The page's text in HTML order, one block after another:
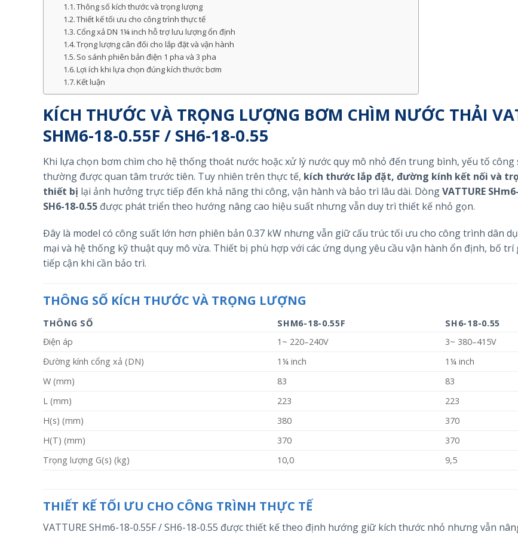
Thông số kích thước và trọng lượng
Thiết kế tối ưu cho công trình thực tế
Cổng xả DN 1¼ inch hỗ trợ lưu lượng ổn định
Trọng lượng cân đối cho lắp đặt và vận hành
So sánh phiên bản điện 1 pha và 3 pha
Lợi ích khi lựa chọn đúng kích thước bơm
Kết luận
KÍCH THƯỚC VÀ TRỌNG LƯỢNG BƠM CHÌM NƯỚC THẢI
SHM6-18-0.55F / SH6-18-0.55
Khi lựa chọn bơm chìm cho hệ thống thoát nước hoặc xử lý nước quy mô nhỏ đến trung bình, yếu tố công
thường được quan tâm trước tiên. Tuy nhiên trên thực tế, kích thước lắp đặt, đường kính kết nối và
thiết bị lại ảnh hưởng trực tiếp đến khả năng thi công, vận hành và bảo trì lâu dài. DòngVATTURE
SH6-18-0.55 được phát triển theo hướng nâng cao hiệu suất nhưng vẫn duy trì thiết kế nhỏ gọn.
Đây là model có công suất lớn hơn phiên bản 0.37 kW nhưng vẫn giữ cấu trúc tối ưu cho công trình dân
mại và hệ thống kỹ thuật quy mô vừa. Thiết bị phù hợp với các ứng dụng yêu cầu vận hành ổn định, bố trí
tiếp cận khi cần bảo trì.
THÔNG SỐ KÍCH THƯỚC VÀ TRỌNG LƯỢNG
THÔNG SỐ SHM6-18-0.55F
SH6-18-0.55
Điện áp
1~ 220–240V
3~ 380–415V
Đường kính cổng xả (DN)
1¼ inch
1¼ inch
W (mm)
83
83
L (mm)
223
223
H(s) (mm)
380
370
H(T) (mm)
370
370
Trọng lượng G(s) (kg)
10,0 9,5
THIẾT KẾ TỐI ƯU CHO CÔNG TRÌNH THỰC TẾ
VATTURE SHm6-18-0.55F / SH6-18-0.55 được thiết kế theo định hướng giữ kích thước nhỏ nhưng vẫn